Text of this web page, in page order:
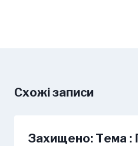
Схожі записи
Захищено: Тема :